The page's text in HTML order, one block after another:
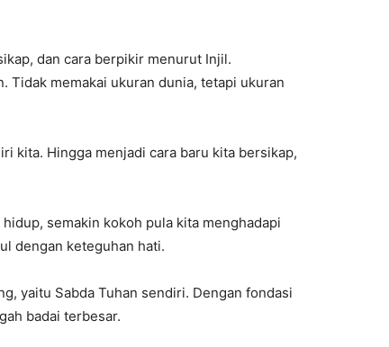
dan cara berpikir menurut Injil.
Tidak memakai ukuran dunia, tetapi ukuran
kita. Hingga menjadi cara baru kita bersikap,
semakin kokoh pula kita menghadapi
dengan keteguhan hati.
yaitu Sabda Tuhan sendiri. Dengan fondasi
badai terbesar.